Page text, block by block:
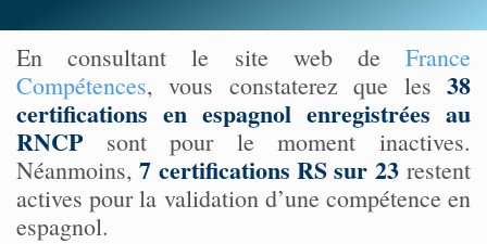
En consultant le site web deFrance
Compétences, vous constaterez que les38
certifications en espagnol enregistrées au
RNCP
sont pour le moment inactives.
Néanmoins,7 certifications RS sur 23 restent
actives pour la validation d’une compétence en
espagnol.